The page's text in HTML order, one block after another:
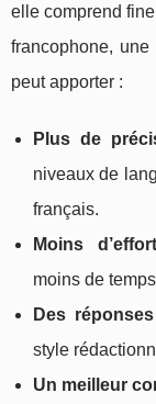
elle comprend
francophone,
peut apporter :
Plus de
niveaux de
français.
Moins
moins de
Des
style
Un meilleur